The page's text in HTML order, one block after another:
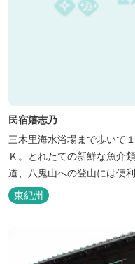
民宿嬉志乃
三木里海水浴場まで歩いて
Ｋ。とれたての新鮮な魚介
道、八鬼山への登山には便利
東紀州